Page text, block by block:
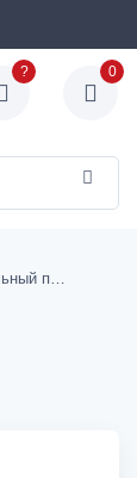
? 0
5-канальный измерительный прибор